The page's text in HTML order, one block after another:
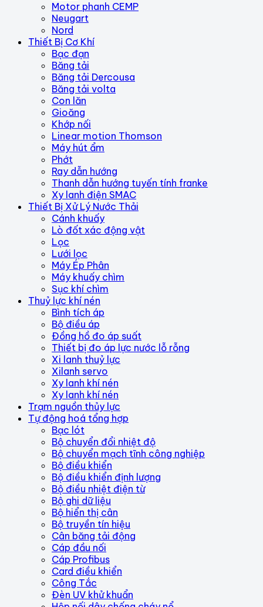
Motor phanh CEMP
Neugart
Nord
Thiết Bị Cơ Khí
Bạc đạn
Băng tải
Băng tải Dercousa
Băng tải volta
Con lăn
Gioăng
Khớp nối
Linear motion Thomson
Máy hút ẩm
Phớt
Ray dẫn hướng
Thanh dẫn hướng tuyến tính franke
Xy lanh điện SMAC
Thiết Bị Xử Lý Nước Thải
Cánh khuấy
Lò đốt xác động vật
Lọc
Lưới lọc
Máy Ép Phân
Máy khuấy chìm
Sục khí chìm
Thuỷ lực khí nén
Bình tích áp
Bộ điều áp
Đồng hồ đo áp suất
Thiết bị đo áp lực nước lỗ rỗng
Xi lanh thuỷ lực
Xilanh servo
Xy lanh khí nén
Xy lanh khí nén
Trạm nguồn thủy lực
Tự động hoá tổng hợp
Bạc lót
Bộ chuyển đổi nhiệt độ
Bộ chuyển mạch tĩnh công nghiệp
Bộ điều khiển
Bộ điều khiển định lượng
Bộ điều nhiệt điện từ
Bộ ghi dữ liệu
Bộ hiển thị cân
Bộ truyền tín hiệu
Cân băng tải động
Cáp đầu nối
Cáp Profibus
Card điều khiển
Công Tắc
Đèn UV khử khuẩn